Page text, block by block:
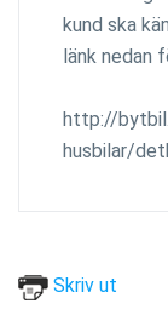
kund ska
länk nedan
http://
husbilar/
Skriv ut